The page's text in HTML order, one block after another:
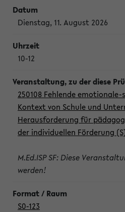
Dienstag, 11. August 2026
10-12
250108 Fehlende
Kontext von Schule und
Herausforderung für
der individuellen Förderung
M.Ed.ISP SF: Diese
werden!
S0-123